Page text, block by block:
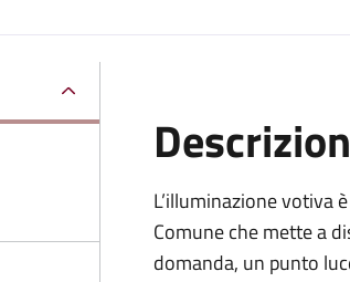
L’illuminazione votiva
Comune che mette a
domanda, un punto